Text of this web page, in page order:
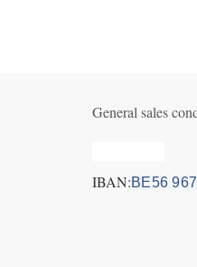
General sales
IBAN:BE56